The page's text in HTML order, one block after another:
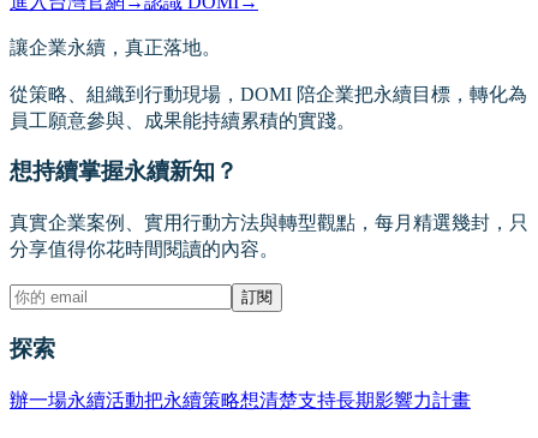
讓企業永續，真正落地。
從策略、組織到行動現場，DOMI 陪企業把永續目標，轉化為
員工願意參與、成果能持續累積的實踐。
想持續掌握永續新知？
真實企業案例、實用行動方法與轉型觀點，每月精選幾封，只
分享值得你花時間閱讀的內容。
訂閱
探索
辦一場永續活動把永續策略想清楚支持長期影響力計畫